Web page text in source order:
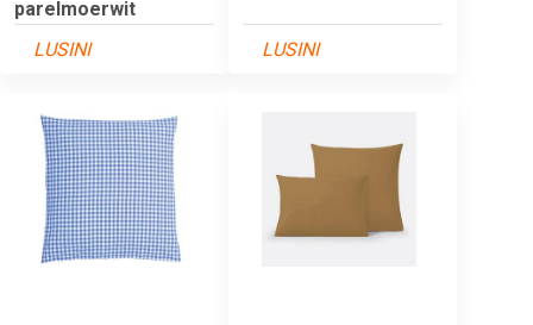
parelmoerwit
LUSINI
LUSINI